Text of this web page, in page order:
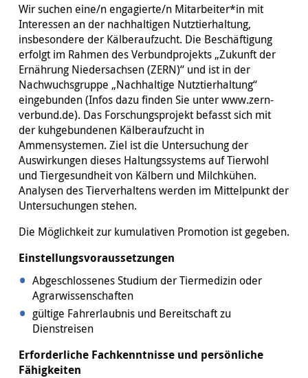
Wir suchen eine/n engagierte/n Mitarbeiter*in mit
Interessen an der nachhaltigen Nutztierhaltung,
insbesondere der Kälberaufzucht. Die Beschäftigung
erfolgt im Rahmen des Verbundprojekts „Zukunft der
Ernährung Niedersachsen (ZERN)“ und ist in der
Nachwuchsgruppe „Nachhaltige Nutztierhaltung“
eingebunden (Infos dazu finden Sie unterwww.zern-
verbund.de). Das Forschungsprojekt befasst sich mit
der kuhgebundenen Kälberaufzucht in
Ammensystemen. Ziel ist die Untersuchung der
Auswirkungen dieses Haltungssystems auf Tierwohl
und Tiergesundheit von Kälbern und Milchkühen.
Analysen des Tierverhaltens werden im Mittelpunkt der
Untersuchungen stehen.
Die Möglichkeit zur kumulativen Promotion ist gegeben.
Einstellungsvoraussetzungen
Abgeschlossenes Studium der Tiermedizin oder
Agrarwissenschaften
gültige Fahrerlaubnis und Bereitschaft zu
Dienstreisen
Erforderliche Fachkenntnisse und persönliche
Fähigkeiten